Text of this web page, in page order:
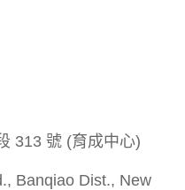
313 號 (育成中心)
Banqiao Dist., New